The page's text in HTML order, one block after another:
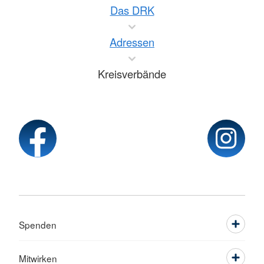
Das DRK
Adressen
Kreisverbände
Spenden
Mitwirken